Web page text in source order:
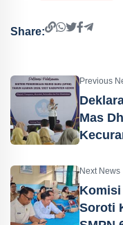
Share:
Previous
Mas
Next News
Komisi
Soroti